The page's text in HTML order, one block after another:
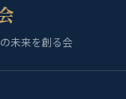
未来を創る会